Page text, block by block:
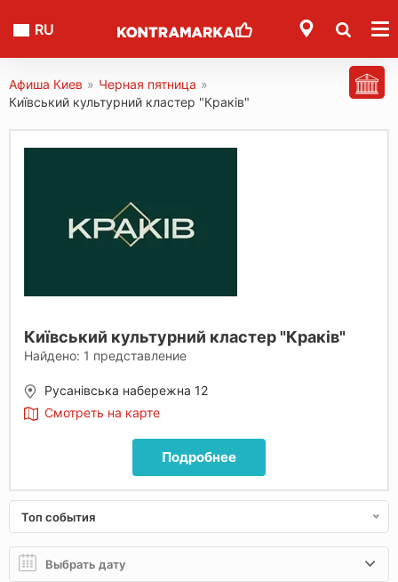
RU
Афиша Киев » Черная пятница »
Київський культурний кластер "Краків"
Київський культурний кластер "Краків"
Найдено: 1 представление
Русанівська набережна 12
Смотреть на карте
Подробнее
Топ события